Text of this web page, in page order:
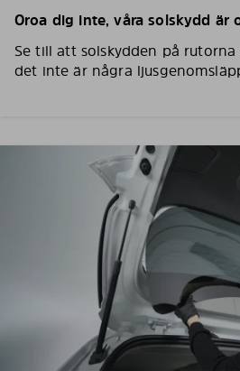
Oroa dig inte, våra solskydd är
Se till att solskydden på
det inte är några